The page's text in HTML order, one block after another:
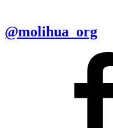
@molihua_org